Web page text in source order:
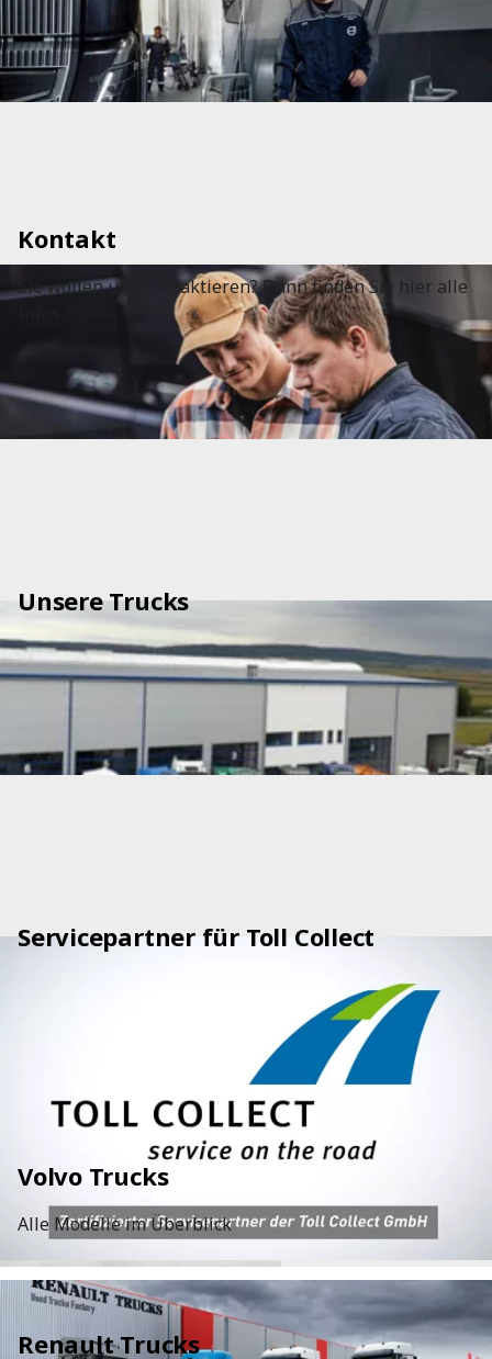
Kontakt
Sie wollen uns kontaktieren? Dann finden Sie hier alle
Volvo Trucks
Alle Modelle im Überblick
Renault Trucks
Unsere Trucks
Servicepartner für Toll Collect